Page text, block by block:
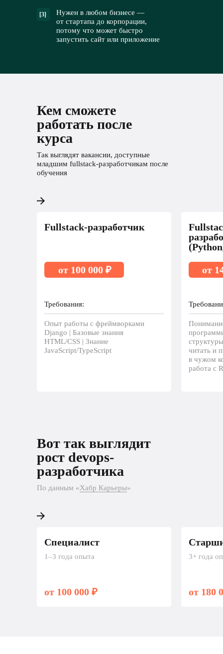
[3]
Нужен в любом бизнесе —
от стартапа до корпорации,
потому что может быстро
запустить сайт или приложение
Кем сможете
работать после
курса
Так выглядят вакансии, доступные
младшим fullstack-разработчикам после
обучения
Fullstack-разработчик
Требования:
Опыт работы с фреймворками
Django | Базовые знания
HTML/CSS | Знание
JavaScript/TypeScript
от 100 000 ₽
читать и
в чужом
работа с
от
Вот так выглядит
рост devops-
разработчика
По данным «Хабр Карьеры»
разработчика
По данным «Хабр Карьеры»
Специалист
1–3 года опыта
от 100 000 ₽
3+ года
от 180